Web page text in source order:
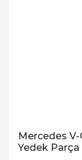
Mercedes
Yedek Parça